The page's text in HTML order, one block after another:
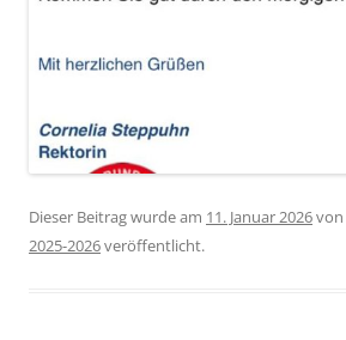
Dieser Beitrag wurde am 11. Januar 2026von
2025-2026veröffentlicht.